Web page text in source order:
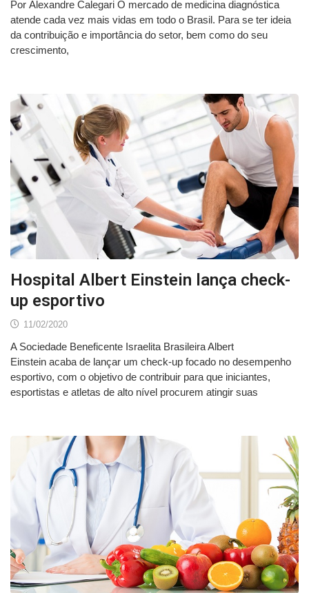
Por Alexandre Calegari O mercado de medicina diagnóstica
atende cada vez mais vidas em todo o Brasil. Para se ter ideia
da contribuição e importância do setor, bem como do seu
crescimento,
Hospital Albert Einstein lança check-
up esportivo
11/02/2020
A Sociedade Beneficente Israelita Brasileira Albert
Einstein acaba de lançar um check-up focado no desempenho
esportivo, com o objetivo de contribuir para que iniciantes,
esportistas e atletas de alto nível procurem atingir suas